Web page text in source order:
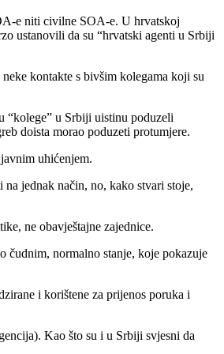
e niti civilne SOA-e. U hrvatskoj
ustanovili da su “hrvatski agenti u Srbiji
kontakte s bivšim kolegama koji su
“kolege” u Srbiji uistinu poduzeli
doista morao poduzeti protumjere.
uhićenjem.
jednak način, no, kako stvari stoje,
ne obavještajne zajednice.
čudnim, normalno stanje, koje pokazuje
i korištene za prijenos poruka i
Kao što su i u Srbiji svjesni da